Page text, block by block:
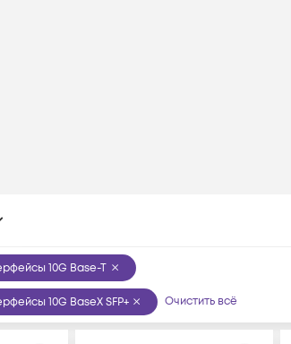
10G Base-T
10G BaseX SFP+ Очистить всё